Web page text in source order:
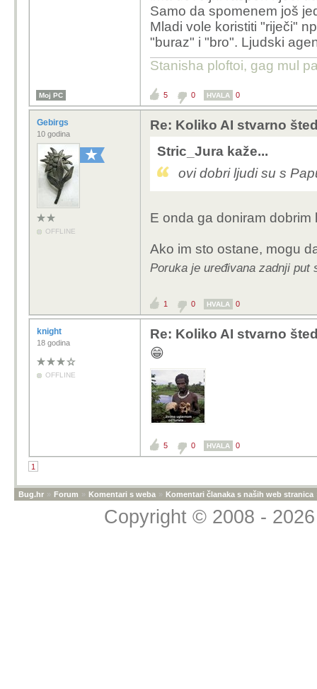
Samo da spomenem još
Mladi vole koristiti "riječi"
"buraz" i "bro". Ljudski
Stanisha ploftoi, gag mul
Moj PC 5 0 HVALA 0
Gebirgs
10 godina
OFFLINE
Re: Koliko AI stvarno
Stric_Jura kaže...
ovi dobri ljudi su s
E onda ga doniram
Ako im sto ostane, mogu
Poruka je uređivana zadnji put
1 0 HVALA 0
knight
18 godina
OFFLINE
Re: Koliko AI stvarno
😁
5 0 HVALA 0
1
Bug.hr » Forum » Komentari s weba » Komentari članaka s naših web stranica
Copyright © 2008 -